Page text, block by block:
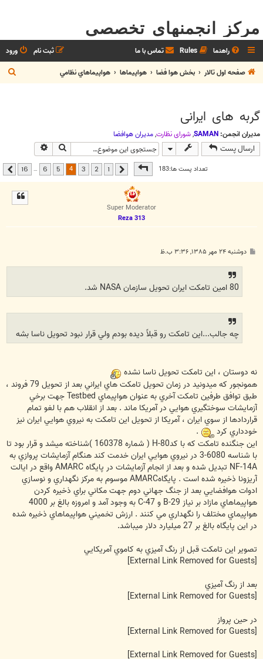
مرکز انجمنهای تخصصی
راهنما Rules تماس با ما ورود
ثبت نام
صفحه اول تالار
بخش هوا فضا هواپيماها هواپيماهاي نظامي
ج
س
گربه های ايرانی
مدیران انجمن: SAMAN
,شوراي نظارت,مديران هوافضا
ارسال پست جستجو
تعداد پست ها:183صفحه از16 قبلی 2
3
4
5
6
…
16 بعدی
Super Moderator
Reza 313
پ دوشنبه ۲۴ مهر ۱۳۸۵, ۳:۳۶ ب.ظ
80 امين تامکت ايران تحويل سازمان NASA شد.
چه جالب...اين تامکت رو قبلاً ديده بودم ولي قرار نبود تحويل ناسا بشه
نه دوستان ، اين تامكت تحويل ناسا نشده
همونجور كه ميدونيد در زمان تحويل تامكت هاي ايراني بعد از تحويل 79 فروند ،
طبق توافق طرفين تامكت آخري به عنوان هواپيماي Testbed جهت برخي
آزمايشات سوختگيري هوايي در آمريكا ماند . بعد از انقلاب هم با لغو تمام
قراردادها از سوي ايران ، آمريكا از تحويل اين تامكت به نيروي هوايي ايران نيز
خودداري كرد
.
اين جنگنده تامكت كه با كدH-80 ( شماره 160378 )شناخته ميشد و قرار بود تا
با شناسه 6080-3 در نيروي هوايي ايران خدمت كند هنگام آزمايشات پروازي به
NF-14A تبديل شده و بعد از انجام آزمايشات در پايگاه AMARC واقع در ايالت
آريزونا ذخيره شده است . پايگاهAMARC موسوم به مركز نگهداري و نوسازي
ادوات هوافضايي بعد از جنگ جهاني دوم جهت مكاني براي ذخيره كردن
هواپيماهاي مازاد بر نياز B-29 و C-47 به وجود آمد و امروزه بالغ بر 4000
هواپيماي مختلف را نگهداري مي كنند . ارزش تخميني هواپيماهاي ذخيره شده
در اين پايگاه بالغ بر 27 ميليارد دلار ميباشد.
تصوير اين تامكت قبل از رنگ آميزي به كاموي آمريكايي
بعد از رنگ آميزي
در حين پرواز